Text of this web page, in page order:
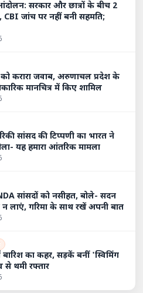
सरकार और छात्रों के बीच 2
जांच पर नहीं बनी सहमति;
करारा जवाब, अरुणाचल प्रदेश के
मानचित्र में किए शामिल
सांसद की टिप्पणी का भारत ने
यह हमारा आंतरिक मामला
सांसदों को नसीहत, बोले- सदन
न लाएं, गरिमा के साथ रखें अपनी बात
बारिश का कहर, सड़कें बनीं 'स्विमिंग
थमी रफ्तार